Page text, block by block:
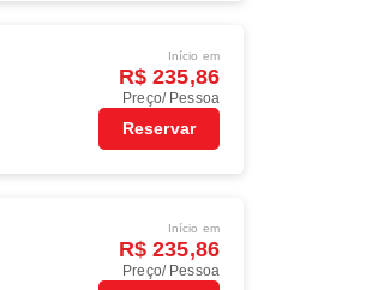
Início em
R$ 235,86
Preço/ Pessoa
Reservar
Início em
R$ 235,86
Preço/ Pessoa